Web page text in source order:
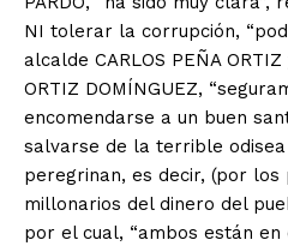
NI tolerar la corrupción,
alcalde CARLOS PEÑA
ORTIZ DOMÍNGUEZ,
encomendarse a un buen
salvarse de la terrible
peregrinan, es decir, (por los
millonarios del dinero del
por el cual, “ambos están en